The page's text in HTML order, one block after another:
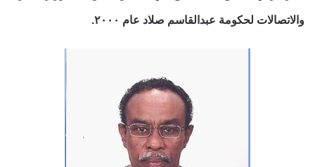
والاتصالات لحكومة عبدالقاسم صلاد عام ٢٠٠٠.